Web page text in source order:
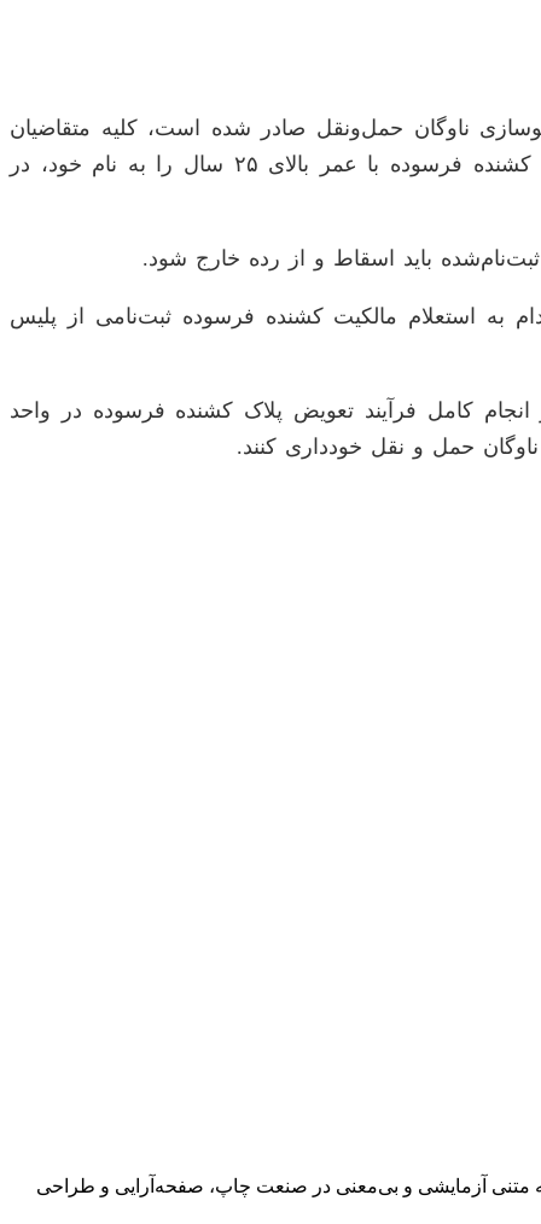
ماده ۵۹ قانون برنامه هفتم توسعه، با هدف نوسازی ناوگان حمل‌ونقل صادر شده است، کلیه متقاضیان
حقیقی و حقوقی که قصد ثبت سفارش کشنده وارداتی در سامانه جامع تجارت را دارند، موظف هستند یک دستگاه کشنده فرسوده با عمر بالای ۲۵ سال را به نام خود، در
باید اسقاط و از رده خارج شود.
به استعلام مالکیت کشنده فرسوده ثبت‌نامی از پلیس
کامل فرآیند تعویض پلاک کشنده فرسوده در واحد
حمل و نقل خودداری کنند.
متنی آزمایشی و بی‌معنی در صنعت چاپ، صفحه‌آرایی و طراحی